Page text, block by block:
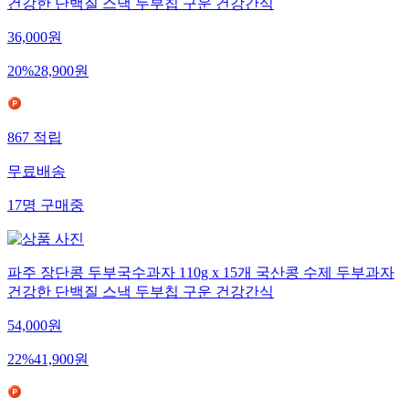
건강한 단백질 스낵 두부칩 구운 건강간식
36,000원
20%28,900원
867적립
무료배송
17명구매중
파주 장단콩 두부국수과자 110g x 15개 국산콩 수제 두부과자
건강한 단백질 스낵 두부칩 구운 건강간식
54,000원
22%41,900원